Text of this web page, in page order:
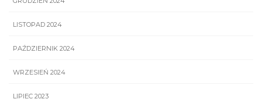
LISTOPAD 2024
PAŹDZIERNIK 2024
WRZESIEŃ 2024
LIPIEC 2023